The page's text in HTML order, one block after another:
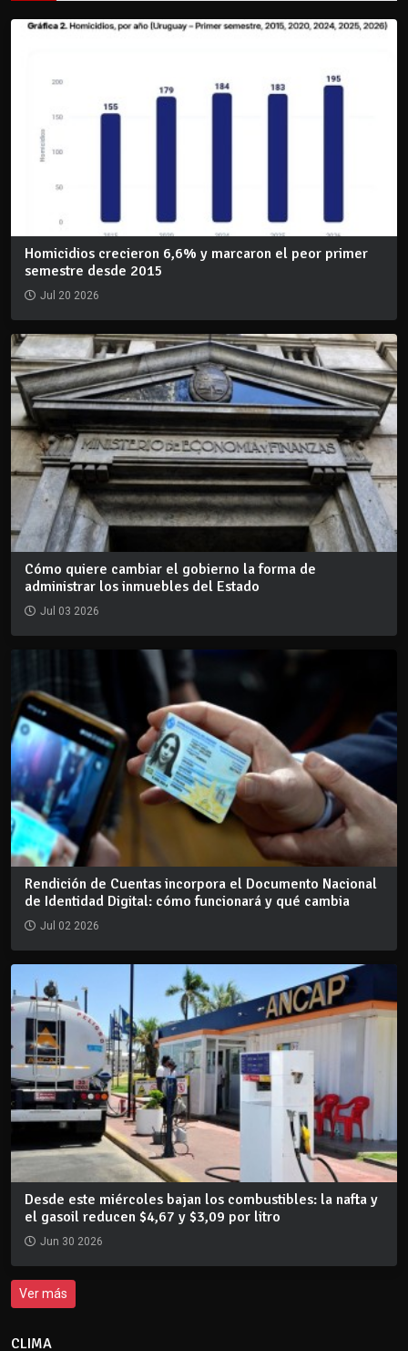
Homicidios crecieron 6,6% y marcaron el peor primer
semestre desde 2015
Jul 20 2026
Cómo quiere cambiar el gobierno la forma de
administrar los inmuebles del Estado
Jul 03 2026
Rendición de Cuentas incorpora el Documento Nacional
de Identidad Digital: cómo funcionará y qué cambia
Jul 02 2026
Desde este miércoles bajan los combustibles: la nafta y
el gasoil reducen $4,67 y $3,09 por litro
Jun 30 2026
Ver más
CLIMA